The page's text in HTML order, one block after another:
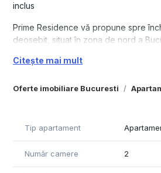
Oferte imobiliare Bucuresti
inclus
Prime Residence vă propune spre
deosebit, situat în zona de nord a
anul 2021).
Proprietatea se remarcă printr-o
pentru a oferi un confort absolut.
Suprafață utilă: 47 mp utili, la care se
Citește mai mult
Tip apartament
Număr camere 2